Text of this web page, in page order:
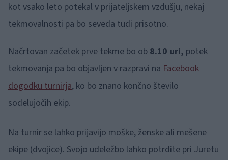
kot vsako leto potekal v prijateljskem vzdušju, nekaj
tekmovalnosti pa bo seveda tudi prisotno.
Načrtovan začetek prve tekme bo ob 8.10 uri, potek
tekmovanja pa bo objavljen v razpravi na Facebook
dogodku turnirja, ko bo znano končno število
sodelujočih ekip.
Na turnir se lahko prijavijo moške, ženske ali mešene
ekipe (dvojice). Svojo udeležbo lahko potrdite pri Juretu